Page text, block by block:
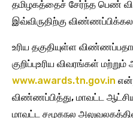
தமிழகத்தைச் சேர்ந்த பெண்
இவ்விருதிற்கு
உரிய தகுதியுள்ள
குறிப்புஉரிய விவரங்கள்
www.awards.tn.gov.in
விண்ணப்பித்து, மாவட்ட
மாவட்ட சமூகநல